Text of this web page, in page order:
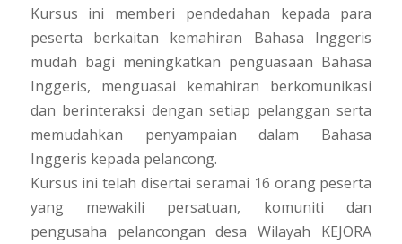
Kursus ini memberi pendedahan kepada para
peserta berkaitan kemahiran Bahasa Inggeris
mudah bagi meningkatkan penguasaan Bahasa
Inggeris, menguasai kemahiran berkomunikasi
dan berinteraksi dengan setiap pelanggan serta
memudahkan penyampaian dalam Bahasa
Inggeris kepada pelancong.
Kursus ini telah disertai seramai 16 orang peserta
yang mewakili persatuan, komuniti dan
pengusaha pelancongan desa Wilayah KEJORA